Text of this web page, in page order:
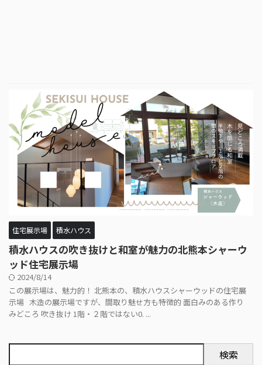
住宅展示場 積水ハウス
積水ハウスの吹き抜けと和室が魅力の北熊本シャーウ
ッド住宅展示場
2024/8/14
この展示場は、魅力的！ 北熊本の、積水ハウスシャーウッドの住宅展
示場 木造の展示場ですが、間取り魅せ方も特徴的 面白みのある作り
みどころ 吹き抜け 1階・２階ではない0. ...
検索